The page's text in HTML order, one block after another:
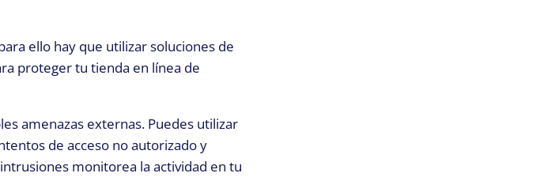
ello hay que utilizar soluciones de
proteger tu tienda en línea de
amenazas externas. Puedes utilizar
de acceso no autorizado y
monitorea la actividad en tu